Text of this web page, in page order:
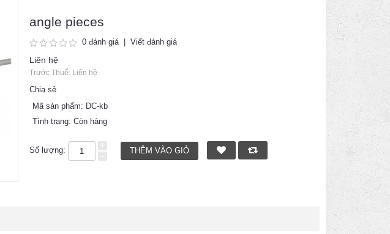
angle pieces
0 đánh giá| Viết đánh giá
Liên hệ
Trước Thuế: Liên hệ
Chia sẻ
Mã sản phẩm: DC-kb
Tình trạng: Còn hàng
Số lượng: